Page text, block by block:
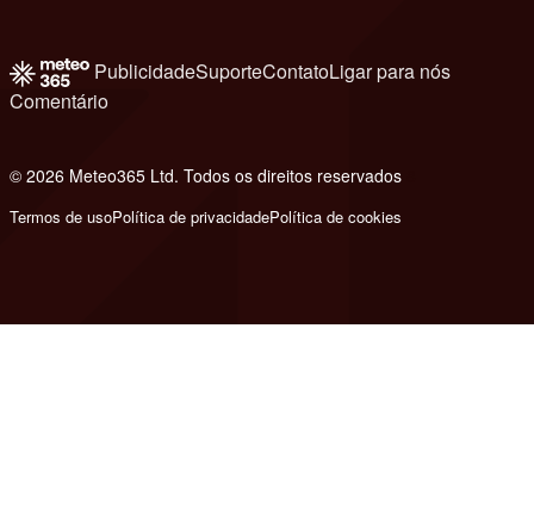
PublicidadeSuporteContatoLigar para nós
Comentário
© 2026 Meteo365 Ltd. Todos os direitos reservados
Termos de usoPolítica de privacidadePolítica de cookies